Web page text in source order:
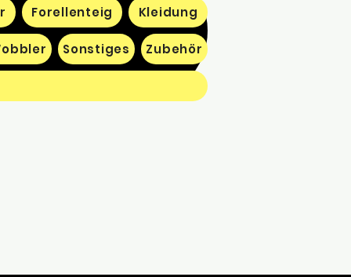
Forellenteig Kleidung
Sonstiges Zubehör